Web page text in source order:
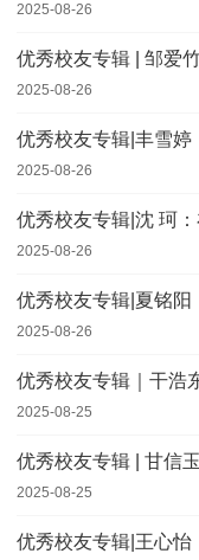
2025-08-26
优秀校友专辑 | 邹爱
2025-08-26
优秀校友专辑|丰雪
2025-08-26
优秀校友专辑|沈 珂
2025-08-26
优秀校友专辑|夏铭阳
2025-08-26
优秀校友专辑｜干浩
2025-08-25
优秀校友专辑 | 甘信
2025-08-25
优秀校友专辑|王心